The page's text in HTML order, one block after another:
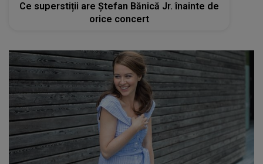
Ce superstiții are Ștefan Bănică Jr. înainte de
orice concert